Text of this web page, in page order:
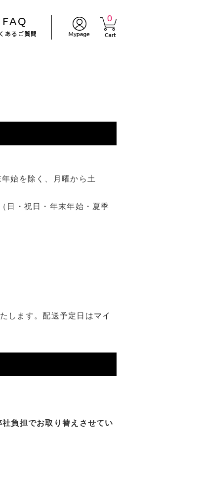
0
始を除く、月曜から土
日・祝日・年末年始・夏季
します。配送予定日はマイ
負担でお取り替えさせてい